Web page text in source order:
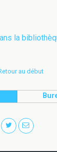
la
au début